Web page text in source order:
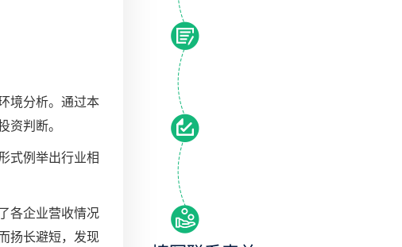
境分析。通过本
判断。
式例举出行业相
各企业营收情况
扬长避短，发现